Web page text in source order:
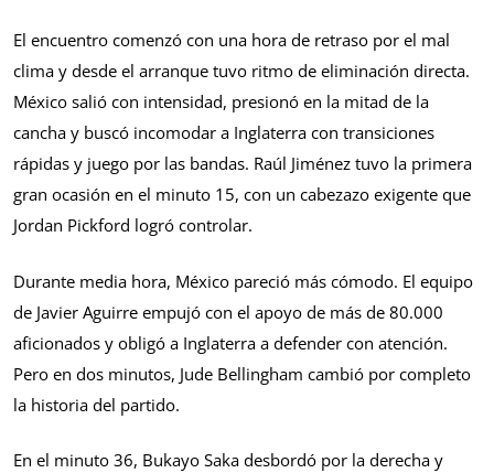
El encuentro comenzó con una hora de retraso por el mal
clima y desde el arranque tuvo ritmo de eliminación directa.
México salió con intensidad, presionó en la mitad de la
cancha y buscó incomodar a Inglaterra con transiciones
rápidas y juego por las bandas. Raúl Jiménez tuvo la primera
gran ocasión en el minuto 15, con un cabezazo exigente que
Jordan Pickford logró controlar.
Durante media hora, México pareció más cómodo. El equipo
de Javier Aguirre empujó con el apoyo de más de 80.000
aficionados y obligó a Inglaterra a defender con atención.
Pero en dos minutos, Jude Bellingham cambió por completo
la historia del partido.
En el minuto 36, Bukayo Saka desbordó por la derecha y